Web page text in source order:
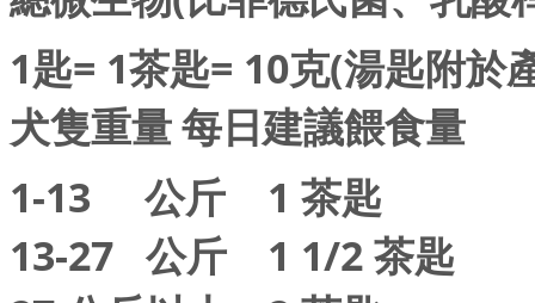
1匙= 1茶匙= 10克(湯匙附於
犬隻重量每日建議餵食量
1-13 公斤
1 茶匙
13-27 公斤
1 1/2 茶匙